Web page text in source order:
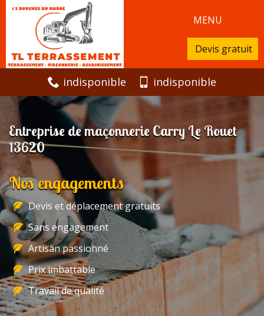
MENU
Devis gratuit
indisponible indisponible
Entreprise de maçonnerie Carry Le Rouet
13620
Nos engagements
Devis et déplacement gratuits
Sans engagement
Artisan passionné
Prix imbattable
Travail de qualité